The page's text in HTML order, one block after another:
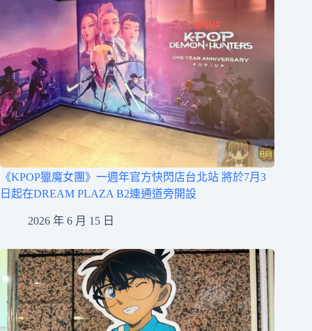
《KPOP獵魔女團》一週年官方快閃店台北站 將於7月3
日起在DREAM PLAZA B2連通道旁開設
2026 年 6 月 15 日